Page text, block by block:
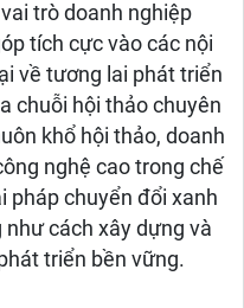
trò doanh nghiệp
tích cực vào các nội
về tương lai phát triển
chuỗi hội thảo chuyên
khổ hội thảo, doanh
nghệ cao trong chế
pháp chuyển đổi xanh
cách xây dựng và
triển bền vững.